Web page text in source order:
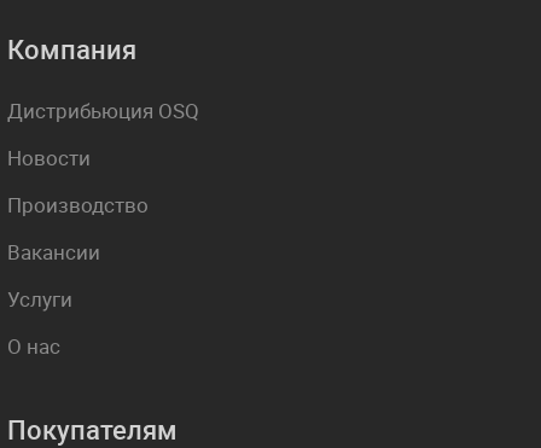
Компания
Дистрибьюция OSQ
Новости
Производство
Вакансии
Услуги
О нас
Покупателям